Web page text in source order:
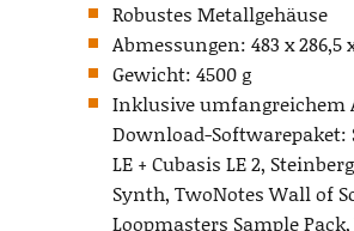
Robustes Metallgehäuse
Abmessungen: 483 x 286,5
Gewicht: 4500 g
Inklusive umfangreichem
Download-Softwarepaket:
LE + Cubasis LE 2,
Synth, TwoNotes Wall of
Loopmasters Sample